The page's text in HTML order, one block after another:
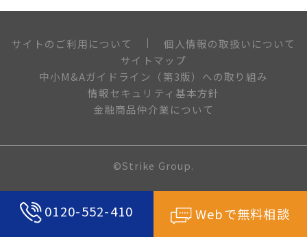
0120-552-410 Webで無料相談
サイトのご利用について
個人情報の取扱いについて
サイトマップ
中小M&Aガイドライン（第3版）への取り組み
情報セキュリティ基本方針
金融商品仲介業について
©Strike Group.